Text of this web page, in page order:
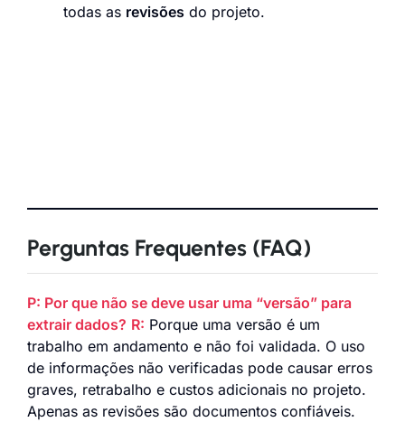
todas as revisões do projeto.
Perguntas Frequentes (FAQ)
P: Por que não se deve usar uma “versão” para
extrair dados? R: Porque uma versão é um
trabalho em andamento e não foi validada. O uso
de informações não verificadas pode causar erros
graves, retrabalho e custos adicionais no projeto.
Apenas as revisões são documentos confiáveis.